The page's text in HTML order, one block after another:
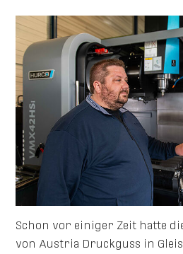
Schon vor einiger Zeit hatte
von Austria Druckguss in